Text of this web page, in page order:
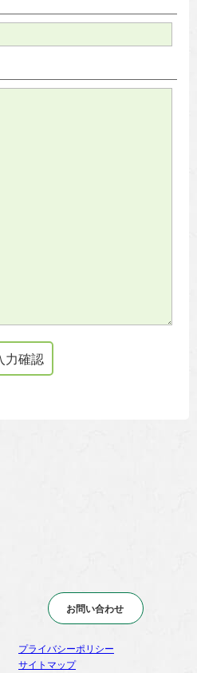
お問い合わせ
プライバシーポリシー
サイトマップ